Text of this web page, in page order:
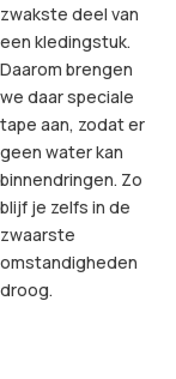
zwakste deel van
een kledingstuk.
Daarom brengen
we daar speciale
tape aan, zodat er
geen water kan
binnendringen. Zo
blijf je zelfs in de
zwaarste
omstandigheden
droog.